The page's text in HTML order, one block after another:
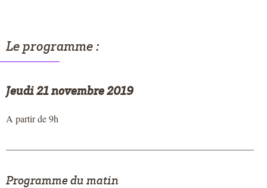
Le programme :
Jeudi 21 novembre 2019
A partir de 9h
Programme du matin